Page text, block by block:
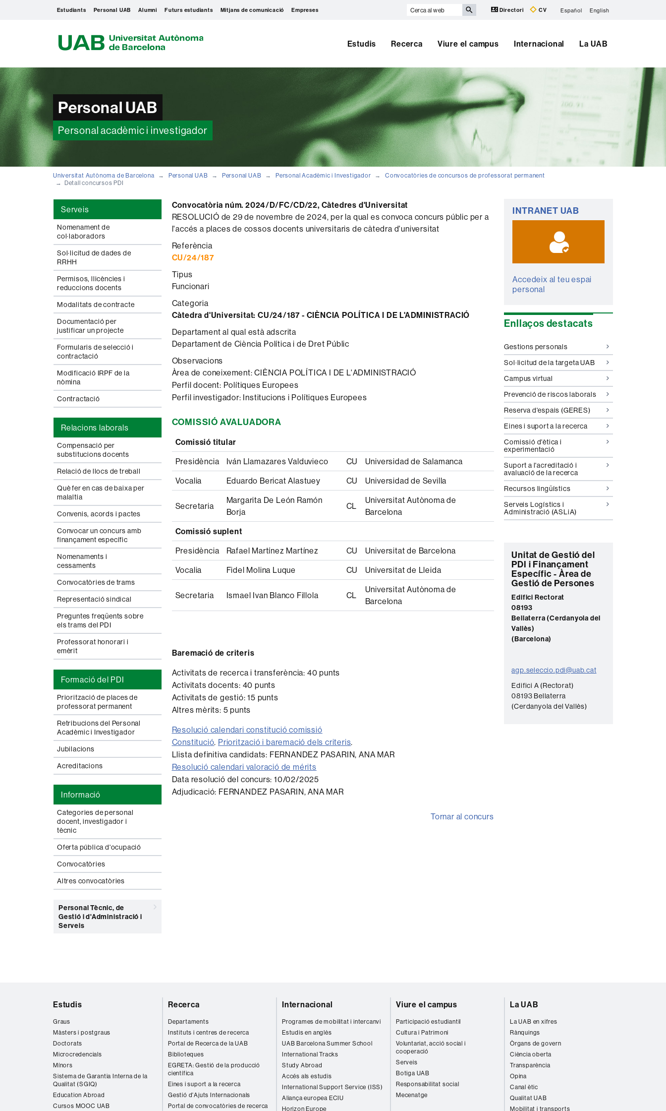
Estudiants Personal UAB Alumni Futurs estudiants Mitjans de comunicació Empreses
Cerca
Directori CV Español English
A
Estudis Recerca Viure el campus Internacional La UAB
Personal UAB
Personal acadèmic i investigador
Universitat Autònoma de Barcelona Personal UAB Personal UAB Personal Acadèmic i Investigador
Convocatòries de concursos de professorat permanent
Detall concursos PDI
Serveis
Nomenament de
col·laboradors
Sol·licitud de dades de
RRHH
Permisos, llicències i
reduccions docents
Modalitats de contracte
Documentació per
justificar un projecte
Formularis de selecció i
contractació
Modificació IRPF de la
nòmina
Contractació
Relacions laborals
Compensació per
substitucions docents
Relació de llocs de treball
Què fer en cas de baixa per
malaltia
Convenis, acords i pactes
Convocar un concurs amb
finançament específic
Nomenaments i
cessaments
Convocatòries de trams
Representació sindical
Preguntes freqüents sobre
els trams del PDI
Professorat honorari i
emèrit
Formació del PDI
Priorització de places de
professorat permanent
Retribucions del Personal
Acadèmic i Investigador
Jubilacions
Acreditacions
Informació
Categories de personal
docent, investigador i
tècnic
Oferta pública d'ocupació
Convocatòries
Altres convocatòries
Personal Tècnic, de
Gestió i d'Administració i
Serveis
Convocatòria núm. 2024/D/FC/CD/22, Càtedres d'Universitat
RESOLUCIÓ de 29 de novembre de 2024, per la qual es convoca concurs públic per a
l'accés a places de cossos docents universitaris de càtedra d'universitat
Referència
CU/24/187
Tipus
Funcionari
Categoria
Càtedra d'Universitat: CU/24/187 - CIÈNCIA POLÍTICA I DE L'ADMINISTRACIÓ
Departament al qual està adscrita
Departament de Ciència Política i de Dret Públic
Observacions
Àrea de coneixement: CIÈNCIA POLÍTICA I DE L'ADMINISTRACIÓ
Perfil docent: Polítiques Europees
Perfil investigador: Institucions i Polítiques Europees
COMISSIÓ AVALUADORA
Comissió titular
Presidència
Iván Llamazares Valduvieco CU
Universidad de Salamanca
Vocalia
Eduardo Bericat Alastuey CU Universidad de Sevilla
Secretaria
Margarita De León Ramón
Borja
CL
Universitat Autònoma de
Barcelona
Comissió suplent
Presidència
Rafael Martínez Martínez CU
Universitat de Barcelona
Vocalia
Fidel Molina Luque CU Universitat de Lleida
Secretaria Ismael Ivan Blanco Fillola CL
Universitat Autònoma de
Barcelona
Baremació de criteris
Activitats de recerca i transferència: 40 punts
Activitats docents: 40 punts
Activitats de gestió: 15 punts
Altres mèrits: 5 punts
Resolució calendari constitució comissió
Constitució. Priorització i baremació dels criteris.
Llista definitiva candidats: FERNANDEZ PASARIN, ANA MAR
Resolució calendari valoració de mérits
Data resolució del concurs: 10/02/2025
Adjudicació: FERNANDEZ PASARIN, ANA MAR
Tornar al concurs
Informació
complementària
INTRANET UAB
Accedeix al teu espai
personal
Enllaços destacats
Gestions personals
Sol·licitud de la targeta UAB
Campus virtual
Prevenció de riscos laborals
Reserva d'espais (GERES)
Eines i suport a la recerca
Comissió d'ètica i
experimentació
Suport a l'acreditació i
avaluació de la recerca
Recursos lingüístics
Serveis Logístics i
Administració (ASLiA)
C
o
n
t
a
c
t
Unitat de Gestió del
PDI i Finançament
Específic - Àrea de
Gestió de Persones
Edifici Rectorat
08193
Bellaterra (Cerdanyola del
Vallès)
(Barcelona)
agp.seleccio.pdi@uab.cat
Edifici A (Rectorat)
08193 Bellaterra
(Cerdanyola del Vallès)
Estudis
Graus
Màsters i postgraus
Doctorats
Microcredencials
Mínors
Sistema de Garantia Interna de la
Qualitat (SGIQ)
Education Abroad
Cursos MOOC UAB
Recerca
Departaments
Instituts i centres de recerca
Portal de Recerca de la UAB
Biblioteques
EGRETA: Gestió de la producció
científica
Eines i suport a la recerca
Gestió d'Ajuts Internacionals
Portal de convocatòries de recerca
Internacional
Programes de mobilitat i intercanvi
Estudis en anglès
UAB Barcelona Summer School
International Tracks
Study Abroad
Accés als estudis
International Support Service (ISS)
Aliança europea ECIU
Horizon Europe
Viure el campus
Participació estudiantil
Cultura i Patrimoni
Voluntariat, acció social i
cooperació
Serveis
Botiga UAB
Responsabilitat social
Mecenatge
La UAB
La UAB en xifres
Rànquings
Òrgans de govern
Ciència oberta
Transparència
Opina
Canal ètic
Qualitat UAB
Mobilitat i transports